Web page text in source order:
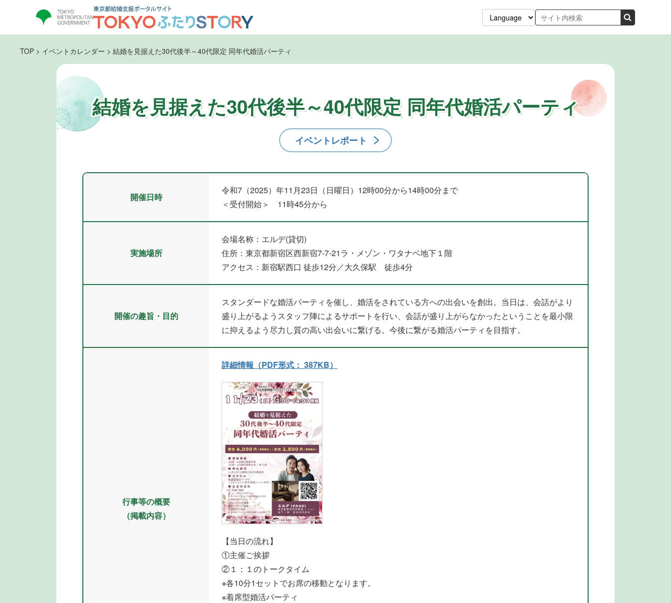
TOP > イベントカレンダー > 結婚を見据えた30代後半～40代限定 同年代婚活パーティ
結婚を見据えた30代後半～40代限定 同年代婚活パーティ
イベントレポート
開催日時
令和7（2025）年11月23日（日曜日）12時00分から14時00分まで
＜受付開始＞ 11時45分から
実施場所
会場名称：エルデ(貸切)
住所：東京都新宿区西新宿7-7-21ラ・メゾン・ワタナベ地下１階
アクセス：新宿駅西口 徒歩12分／大久保駅 徒歩4分
開催の趣旨・目的
スタンダードな婚活パーティを催し、婚活をされている方への出会いを創出。当日は、会話がより
盛り上がるようスタッフ陣によるサポートを行い、会話が盛り上がらなかったということを最小限
に抑えるよう尽力し質の高い出会いに繋げる。今後に繋がる婚活パーティを目指す。
行事等の概要
（掲載内容）
詳細情報（PDF形式： 387KB）
【当日の流れ】
①主催ご挨拶
②１：１のトークタイム
※各10分1セットでお席の移動となります。
※着席型婚活パーティ